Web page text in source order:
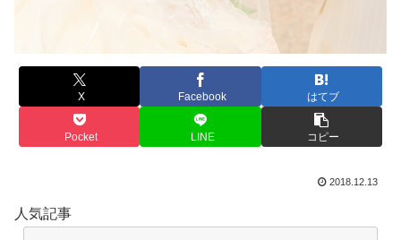
X Facebook はてブ
Pocket LINE コピー
2018.12.13
人気記事